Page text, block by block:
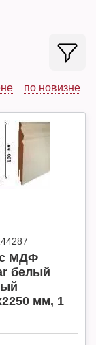
по новизне
МДФ
белый
мм, 1